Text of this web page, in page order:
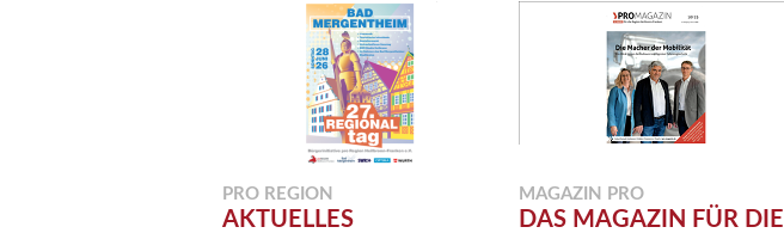
PRO REGION
AKTUELLES
MAGAZIN PRO
DAS MAGAZIN FÜR DIE